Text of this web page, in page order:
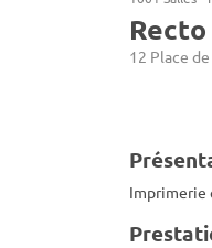
12 Place
Imprimerie